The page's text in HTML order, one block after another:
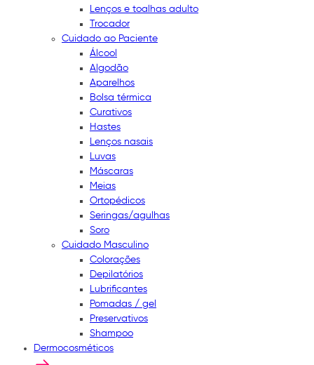
Lenços e toalhas adulto
Trocador
Cuidado ao Paciente
Álcool
Algodão
Aparelhos
Bolsa térmica
Curativos
Hastes
Lenços nasais
Luvas
Máscaras
Meias
Ortopédicos
Seringas/agulhas
Soro
Cuidado Masculino
Colorações
Depilatórios
Lubrificantes
Pomadas / gel
Preservativos
Shampoo
Dermocosméticos